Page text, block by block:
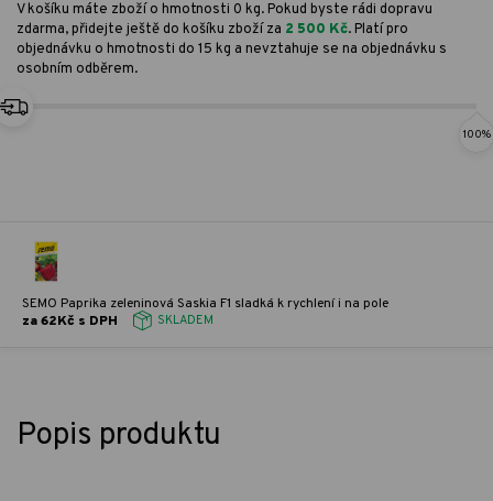
V košíku máte zboží o hmotnosti 0 kg. Pokud byste rádi dopravu
zdarma, přidejte ještě do košíku zboží za 2 500 Kč. Platí pro
objednávku o hmotnosti do 15 kg a nevztahuje se na objednávku s
osobním odběrem.
100%
SEMO Paprika zeleninová Saskia F1 sladká k rychlení i na pole
za 62Kč s DPH
SKLADEM
Popis produktu